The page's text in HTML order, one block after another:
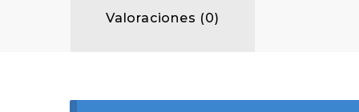
Valoraciones (0)